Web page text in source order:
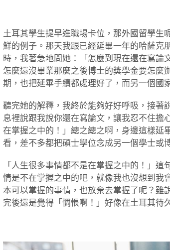
土耳其學生提早進職場卡位，那外國留學生
鮮的例子。那天我跟已經延畢一年的哈薩克
時，我著急地問她：「怎麼到現在還在寫論
怎麼還沒畢業那麼之後博士的獎學金要怎麼
期，也把延畢手續都處理好了，而另一個國
聽完她的解釋，我終於能夠好好呼吸，接著
息裡說跟我說你還在寫論文，讓我忍不住擔
在掌握之中的！」總之總之啊，身邊這樣延
看，差不多都把碩士學位念成另一個學士或
「人生很多事情都不是在掌握之中的！」
情是不在掌握之中的吧，就像我也沒想到我
本可以掌握的事情，也放棄去掌握了呢？雖
完後還是覺得「惆悵啊！」好像在土耳其待